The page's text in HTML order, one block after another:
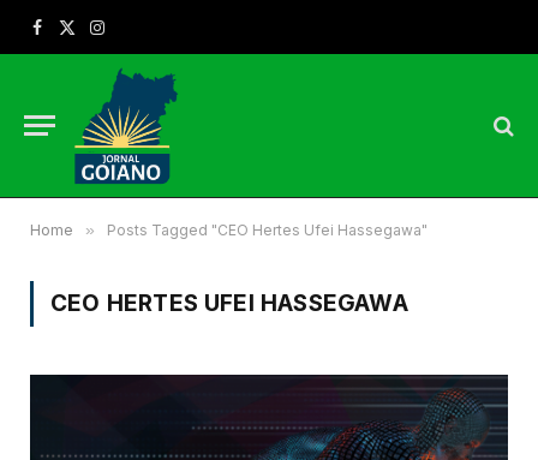
Facebook
X
Instagram
Home » Posts Tagged "CEO Hertes Ufei Hassegawa"
CEO HERTES UFEI HASSEGAWA